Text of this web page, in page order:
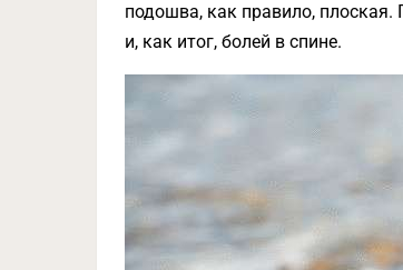
подошва, как правило, плоская.
и, как итог, болей в спине.